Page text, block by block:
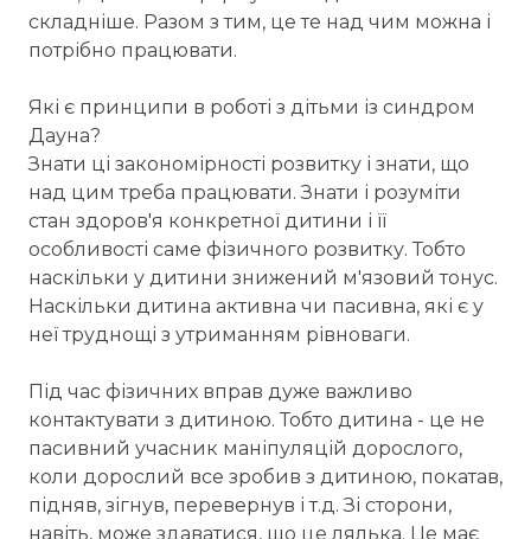
складніше. Разом з тим, це те над чим можна і
потрібно працювати.
Які є принципи в роботі з дітьми із синдром
Дауна?
Знати ці закономірності розвитку і знати, що
над цим треба працювати. Знати і розуміти
стан здоров'я конкретної дитини і її
особливості саме фізичного розвитку. Тобто
наскільки у дитини знижений м'язовий тонус.
Наскільки дитина активна чи пасивна, які є у
неї труднощі з утриманням рівноваги.
Під час фізичних вправ дуже важливо
контактувати з дитиною. Тобто дитина - це не
пасивний учасник маніпуляцій дорослого,
коли дорослий все зробив з дитиною, покатав,
підняв, зігнув, перевернув і т.д. Зі сторони,
навіть, може здаватися, що це лялька. Це має